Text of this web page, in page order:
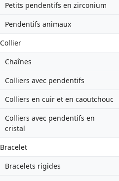
Petits pendentifs en zirconium
Pendentifs animaux
Collier
Chaînes
Colliers avec pendentifs
Colliers en cuir et en caoutchouc
Colliers avec pendentifs en
cristal
Bracelet
Bracelets rigides